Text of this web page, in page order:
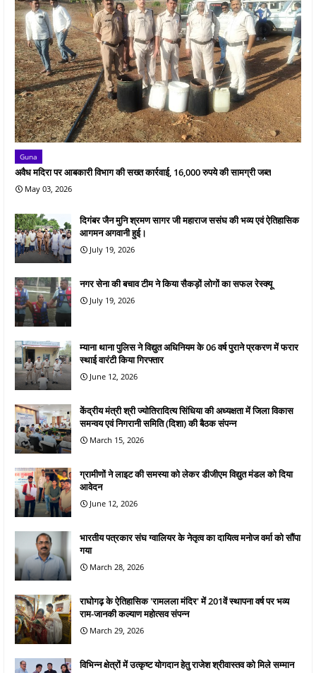
Guna
अवैध मदिरा पर आबकारी विभाग की सख्त कार्रवाई, 16,000 रुपये की सामग्री जब्त
May 03, 2026
दिगंबर जैन मुनि श्रमण सागर जी महाराज ससंघ की भव्य एवं ऐतिहासिक
आगमन अगवानी हुई।
July 19, 2026
नगर सेना की बचाव टीम ने किया सैकड़ों लोगों का सफल रेस्क्यू
July 19, 2026
म्याना थाना पुलिस ने विद्युत अधिनियम के 06 वर्ष पुराने प्रकरण में फरार
स्थाई वारंटी किया गिरफ्तार
June 12, 2026
केंद्रीय मंत्री श्री ज्योतिरादित्य सिंधिया की अध्यक्षता में जिला विकास
समन्वय एवं निगरानी समिति (दिशा) की बैठक संपन्न
March 15, 2026
ग्रामीणों ने लाइट की समस्या को लेकर डीजीएम विद्युत मंडल को दिया
आवेदन
June 12, 2026
भारतीय पत्रकार संघ ग्वालियर के नेतृत्व का दायित्व मनोज वर्मा को सौंपा
गया
March 28, 2026
राघोगढ़ के ऐतिहासिक 'रामलला मंदिर' में 201वें स्थापना वर्ष पर भव्य
राम-जानकी कल्याण महोत्सव संपन्न
March 29, 2026
विभिन्न क्षेत्रों में उत्कृष्ट योगदान हेतु राजेश श्रीवास्तव को मिले सम्मान